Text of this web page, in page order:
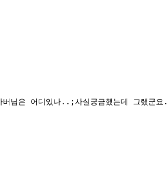
버님은 어디있나..;사실궁금했는데 그랬